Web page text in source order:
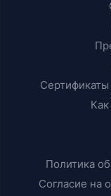
Сертификаты
Политика
Согласие на